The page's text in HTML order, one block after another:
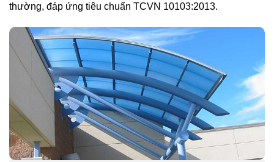
thường, đáp ứng tiêu chuẩn TCVN 10103:2013.